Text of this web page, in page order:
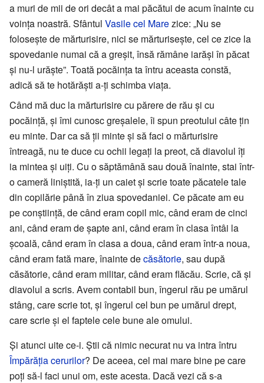
a muri de mii de ori decât a mai păcătui de acum înainte cu
voința noastră. Sfântul Vasile cel Marezice: „Nu se
folosește de mărturisire, nici se mărturisește, cel ce zice la
spovedanie numai că a greșit, însă rămâne iarăși în păcat
și nu-l urăște”. Toată pocăința ta întru aceasta constă,
adică să te hotărăști a-ți schimba viața.
Când mă duc la mărturisire cu părere de rău și cu
pocăință, și îmi cunosc greșalele, îi spun preotului câte țin
eu minte. Dar ca să ții minte și să faci o mărturisire
întreagă, nu te duce cu ochii legați la preot, că diavolul îți
ia mintea și uiți. Cu o săptămână sau două înainte, stai într-
o cameră liniștită, ia-ți un caiet și scrie toate păcatele tale
din copilărie până în ziua spovedaniei. Ce păcate am eu
pe conștiință, de când eram copil mic, când eram de cinci
ani, când eram de șapte ani, când eram în clasa întâi la
școală, când eram în clasa a doua, când eram într-a noua,
când eram fată mare, înainte decăsătorie, sau după
căsătorie, când eram militar, când eram flăcău. Scrie, că și
diavolul a scris. Avem contabil bun, îngerul rău pe umărul
stâng, care scrie tot, și îngerul cel bun pe umărul drept,
care scrie și el faptele cele bune ale omului.
Și atunci uite ce-i. Știi că nimic necurat nu va intra întru
Împărăția cerurilor? De aceea, cel mai mare bine pe care
poți să-l faci unui om, este acesta. Dacă vezi că s-a